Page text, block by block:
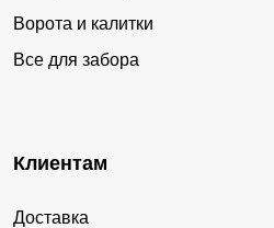
Ворота и калитки
Все для забора
Клиентам
Доставка